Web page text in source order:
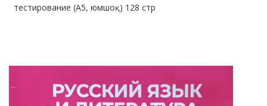
тестирование (А5, юмшоқ) 128 стр